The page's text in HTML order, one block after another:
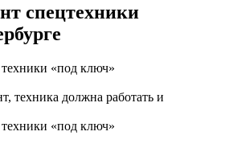
спецтехники
«под ключ»
техника должна работать и
«под ключ»